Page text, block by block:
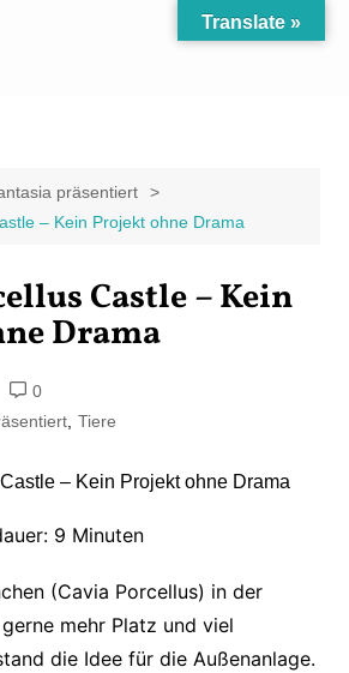
präsentiert
– Kein Projekt ohne Drama
Castle – Kein
Drama
0
, Tiere
(Cavia Porcellus) in der
mehr Platz und viel
die Idee für die Außenanlage.
Translate »